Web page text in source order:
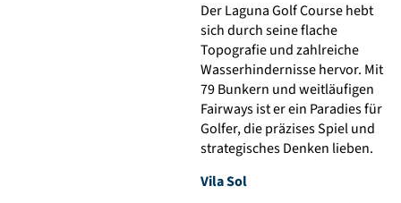
Der Laguna Golf Course hebt
sich durch seine flache
Topografie und zahlreiche
Wasserhindernisse hervor. Mit
79 Bunkern und weitläufigen
Fairways ist er ein Paradies für
Golfer, die präzises Spiel und
strategisches Denken lieben.
Vila Sol